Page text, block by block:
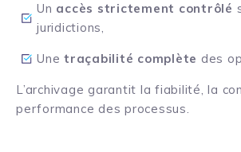
Un accès strictement contrôlé
juridictions,
Une traçabilité complète des
L’archivage garantit la fiabilité, la
performance des processus.